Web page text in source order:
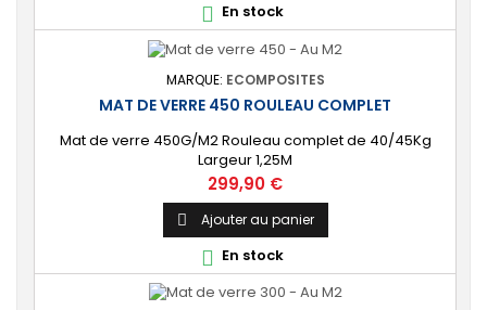
 En stock
MARQUE: ECOMPOSITES
MAT DE VERRE 450 ROULEAU COMPLET
Mat de verre 450G/M2 Rouleau complet de 40/45Kg
Largeur 1,25M
Prix
299,90 €
 Ajouter au panier
 En stock